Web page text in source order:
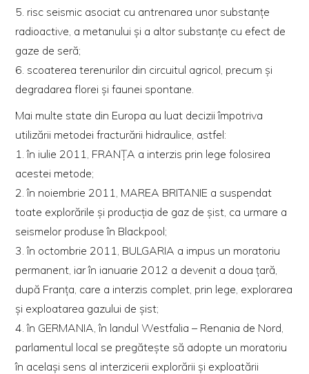
5. risc seismic asociat cu antrenarea unor substanţe
radioactive, a metanului şi a altor substanţe cu efect de
gaze de seră;
6. scoaterea terenurilor din circuitul agricol, precum şi
degradarea florei şi faunei spontane.
Mai multe state din Europa au luat decizii împotriva
utilizării metodei fracturării hidraulice, astfel:
1. în iulie 2011, FRANŢA a interzis prin lege folosirea
acestei metode;
2. în noiembrie 2011, MAREA BRITANIE a suspendat
toate explorările şi producţia de gaz de şist, ca urmare a
seismelor produse în Blackpool;
3. în octombrie 2011, BULGARIA a impus un moratoriu
permanent, iar în ianuarie 2012 a devenit a doua ţară,
după Franţa, care a interzis complet, prin lege, explorarea
şi exploatarea gazului de şist;
4. în GERMANIA, în landul Westfalia – Renania de Nord,
parlamentul local se pregăteşte să adopte un moratoriu
în acelaşi sens al interzicerii explorării şi exploatării